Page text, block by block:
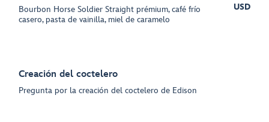
Bourbon Horse Soldier Straight prémium, café frío
casero, pasta de vainilla, miel de caramelo
USD
Creación del coctelero
Pregunta por la creación del coctelero de Edison